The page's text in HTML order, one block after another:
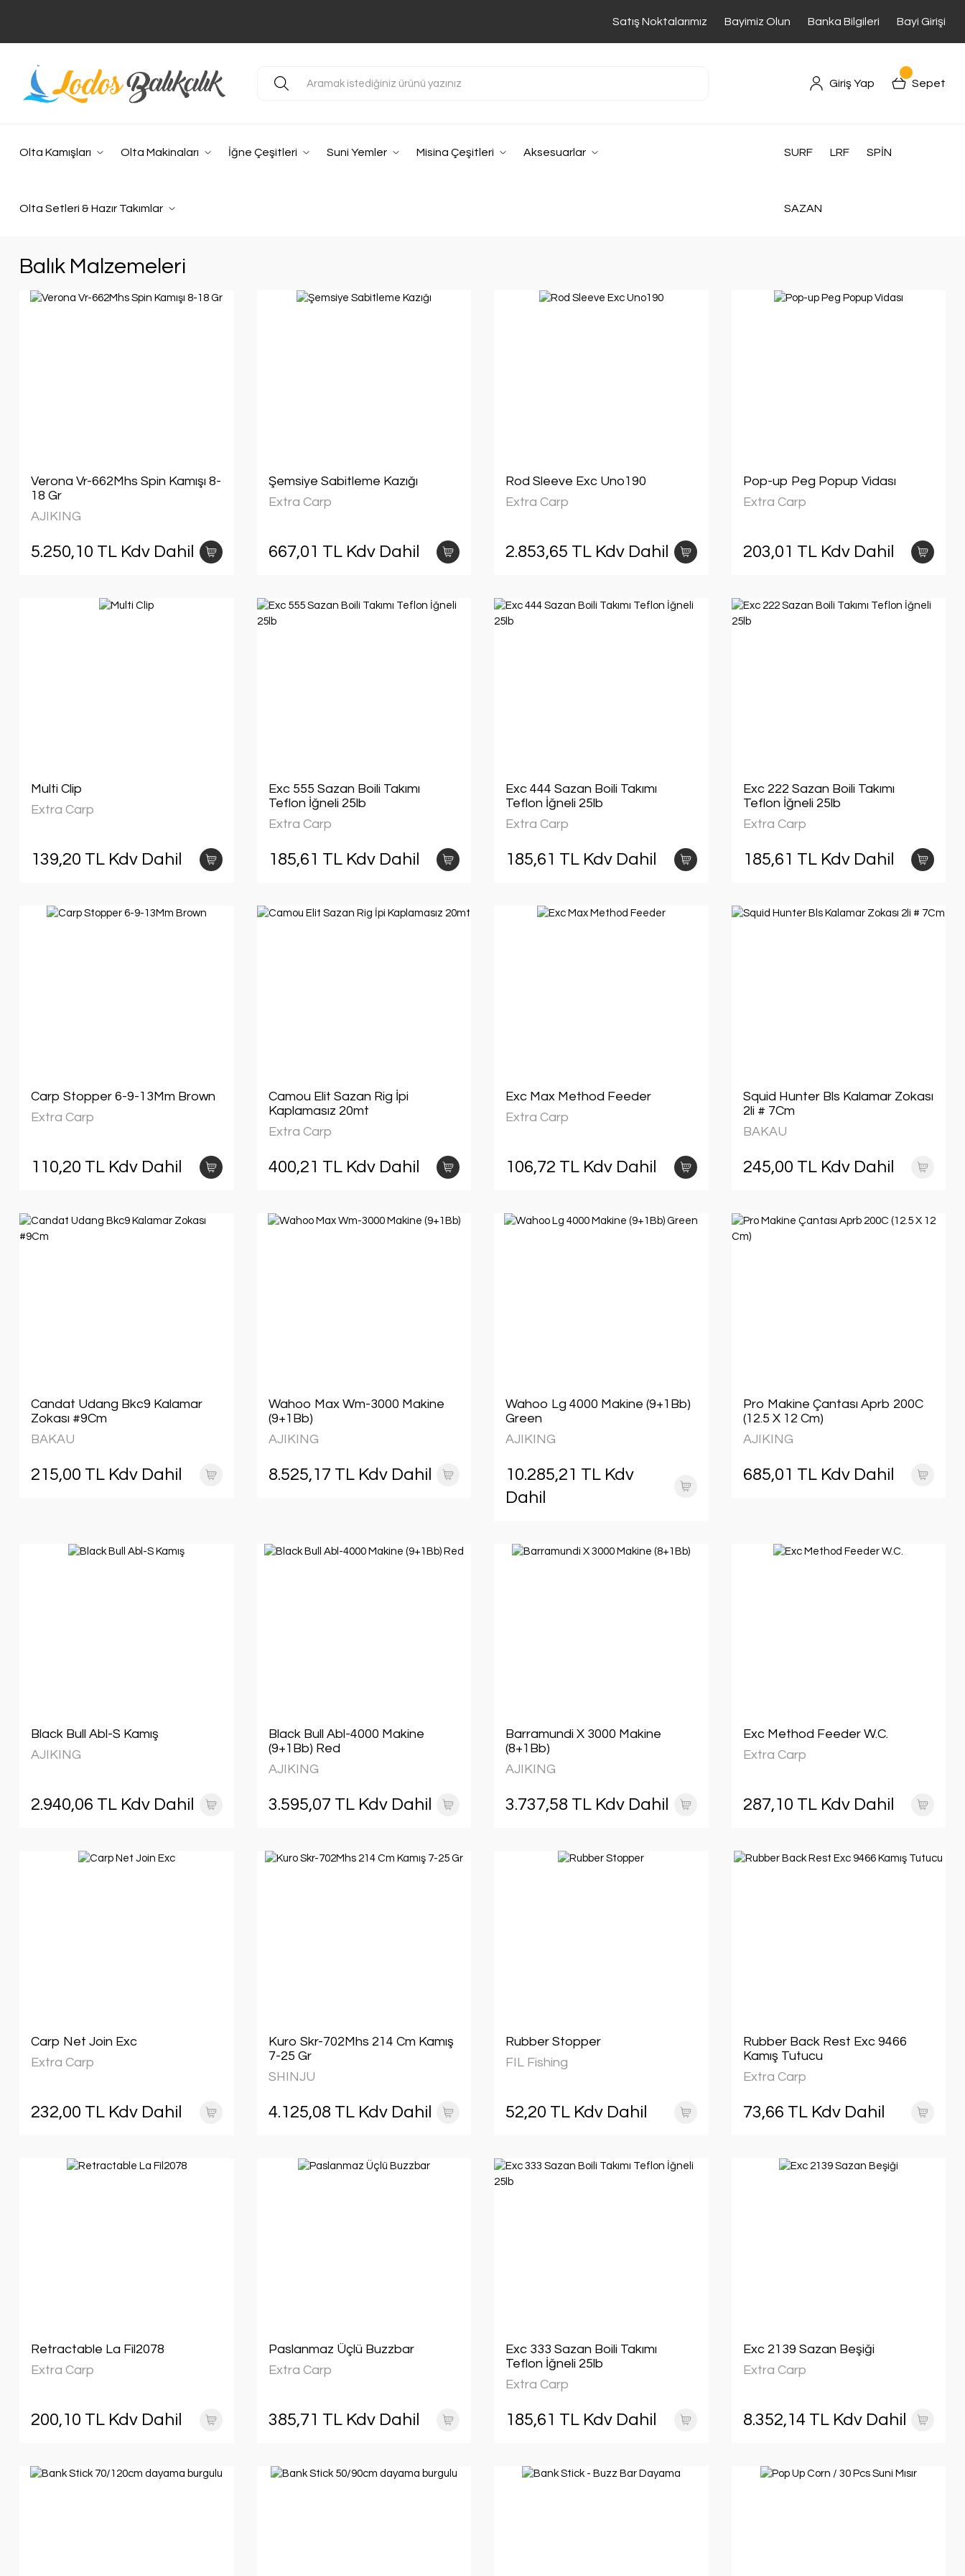
Satış Noktalarımız Bayimiz Olun Banka Bilgileri Bayi Girişi
Giriş Yap Sepet
Olta Kamışları Olta Makinaları İğne Çeşitleri Suni Yemler Misina Çeşitleri Aksesuarlar
Olta Setleri & Hazır Takımlar
SURF LRF SPİN
SAZAN
Balık Malzemeleri
Verona Vr-662Mhs Spin Kamışı 8-
18 Gr
AJIKING
5.250,10 TL Kdv Dahil
Şemsiye Sabitleme Kazığı
Extra Carp
667,01 TL Kdv Dahil
Rod Sleeve Exc Uno190
Extra Carp
2.853,65 TL Kdv Dahil
Pop-up Peg Popup Vidası
Extra Carp
203,01 TL Kdv Dahil
Multi Clip
Extra Carp
139,20 TL Kdv Dahil
Exc 555 Sazan Boili Takımı
Teflon İğneli 25lb
Extra Carp
185,61 TL Kdv Dahil
Exc 444 Sazan Boili Takımı
Teflon İğneli 25lb
Extra Carp
185,61 TL Kdv Dahil
Exc 222 Sazan Boili Takımı
Teflon İğneli 25lb
Extra Carp
185,61 TL Kdv Dahil
Carp Stopper 6-9-13Mm Brown
Extra Carp
110,20 TL Kdv Dahil
Camou Elit Sazan Rig İpi
Kaplamasız 20mt
Extra Carp
400,21 TL Kdv Dahil
Exc Max Method Feeder
Extra Carp
106,72 TL Kdv Dahil
Squid Hunter Bls Kalamar Zokası
2li # 7Cm
BAKAU
245,00 TL Kdv Dahil
Candat Udang Bkc9 Kalamar
Zokası #9Cm
BAKAU
215,00 TL Kdv Dahil
Wahoo Max Wm-3000 Makine
(9+1Bb)
AJIKING
8.525,17 TL Kdv Dahil
Wahoo Lg 4000 Makine (9+1Bb)
Green
AJIKING
10.285,21 TL Kdv
Dahil
Pro Makine Çantası Aprb 200C
(12.5 X 12 Cm)
AJIKING
685,01 TL Kdv Dahil
Black Bull Abl-S Kamış
AJIKING
2.940,06 TL Kdv Dahil
Black Bull Abl-4000 Makine
(9+1Bb) Red
AJIKING
3.595,07 TL Kdv Dahil
Barramundi X 3000 Makine
(8+1Bb)
AJIKING
3.737,58 TL Kdv Dahil
Exc Method Feeder W.C.
Extra Carp
287,10 TL Kdv Dahil
Carp Net Join Exc
Extra Carp
232,00 TL Kdv Dahil
Kuro Skr-702Mhs 214 Cm Kamış
7-25 Gr
SHINJU
4.125,08 TL Kdv Dahil
Rubber Stopper
FIL Fishing
52,20 TL Kdv Dahil
Rubber Back Rest Exc 9466
Kamış Tutucu
Extra Carp
73,66 TL Kdv Dahil
Retractable La Fil2078
Extra Carp
200,10 TL Kdv Dahil
Paslanmaz Üçlü Buzzbar
Extra Carp
385,71 TL Kdv Dahil
Exc 333 Sazan Boili Takımı
Teflon İğneli 25lb
Extra Carp
185,61 TL Kdv Dahil
Exc 2139 Sazan Beşiği
Extra Carp
8.352,14 TL Kdv Dahil